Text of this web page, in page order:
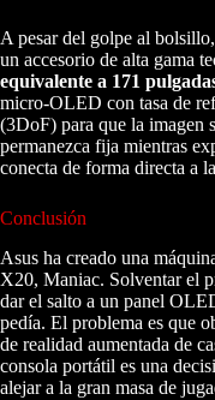
A pesar del golpe al
un accesorio de alta gama
equivalente a 171
micro-OLED con tasa de
(3DoF) para que la imagen
permanezca fija mientras
conecta de forma directa a
Conclusión
Asus ha creado una
X20, Maniac. Solventar el
dar el salto a un panel
pedía. El problema es que
de realidad aumentada de
consola portátil es una
alejar a la gran masa de